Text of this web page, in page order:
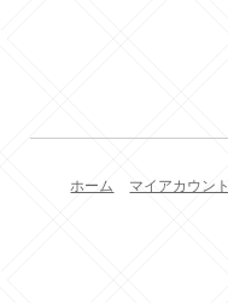
ホーム マイアカウント